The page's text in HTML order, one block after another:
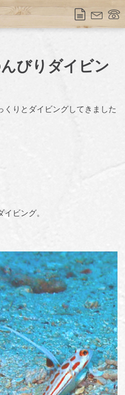
びりダイビン
くりとダイビングしてきました
ビング。